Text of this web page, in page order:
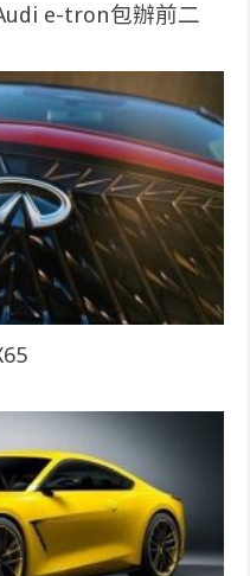
e-tron包辦前二